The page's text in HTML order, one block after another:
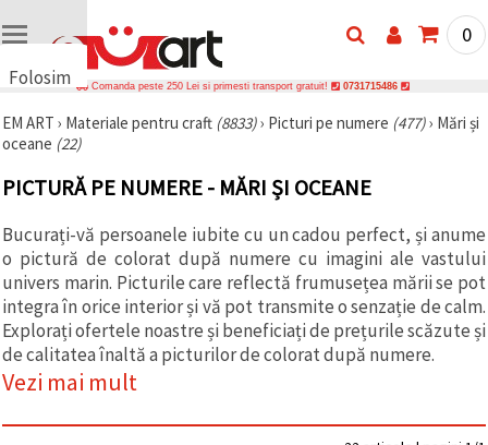
Folosim
uri
🍪 Folosim
și
similare
pentru a
asigura
funcționarea
corectă a
site-ului,
pentru a vă
îmbunătăți
experiența
și, cu
0
Comanda peste 250 Lei si primesti transport gratuit! 0731715486
EM ART › Materiale pentru craft (8833)› Picturi pe numere (477)› Mări și
oceane (22)
PICTURĂ PE NUMERE - MĂRI ȘI OCEANE
Bucurați-vă persoanele iubite cu un cadou perfect, și anume
o pictură de colorat după numere cu imagini ale vastului
univers marin. Picturile care reflectă frumusețea mării se pot
integra în orice interior și vă pot transmite o senzație de calm.
Explorați ofertele noastre și beneficiați de prețurile scăzute și
de calitatea înaltă a picturilor de colorat după numere.
Vezi mai mult